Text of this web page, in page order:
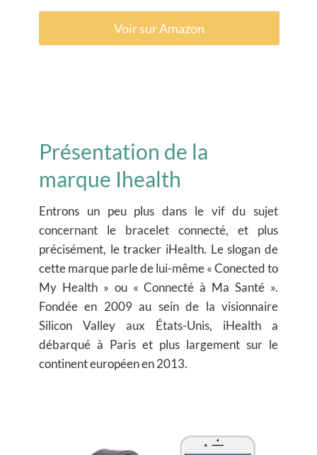
Voir sur Amazon
Présentation de la
marque Ihealth
Entrons un peu plus dans le vif du sujet
concernant le bracelet connecté, et plus
précisément, le tracker iHealth. Le slogan de
cette marque parle de lui-même « Conected to
My Health » ou « Connecté à Ma Santé ».
Fondée en 2009 au sein de la visionnaire
Silicon Valley aux États-Unis, iHealth a
débarqué à Paris et plus largement sur le
continent européen en 2013.